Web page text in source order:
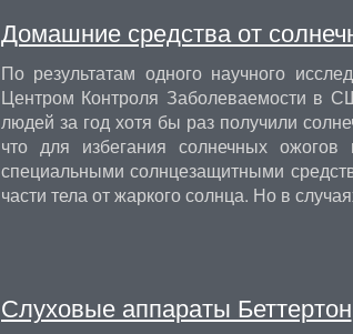
Домашние средства от
По результатам одного научного
Центром Контроля Заболеваемости в
людей за год хотя бы раз получили
что для избегания солнечных ожогов
специальными солнцезащитными
части тела от жаркого солнца. Но в
Слуховые аппараты Беттертон